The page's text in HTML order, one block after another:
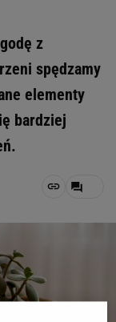
z
spędzamy
elementy
bardziej